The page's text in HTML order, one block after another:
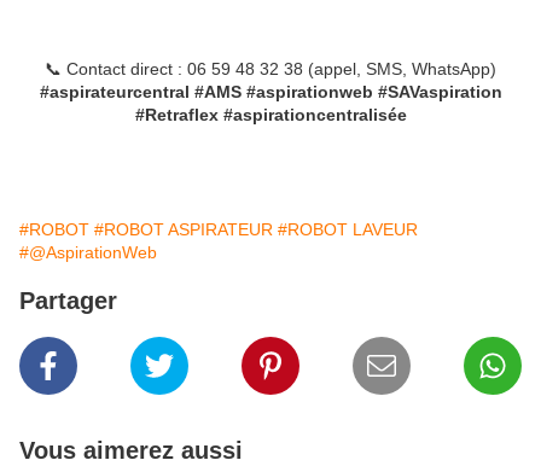
📞 Contact direct : 06 59 48 32 38 (appel, SMS, WhatsApp)
#aspirateurcentral #AMS #aspirationweb #SAVaspiration
#Retraflex #aspirationcentralisée
#ROBOT #ROBOT ASPIRATEUR #ROBOT LAVEUR
#@AspirationWeb
Partager
Vous aimerez aussi